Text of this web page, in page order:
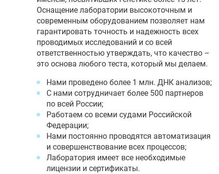
Оснащение лаборатории высокоточным и
современным оборудованием позволяет нам
гарантировать точность и надежность всех
проводимых исследований и со всей
ответственностью утверждать, что качество –
это основа любого теста, который мы делаем.
Нами проведено более 1 млн. ДНК анализов;
С нами сотрудничает более 500 партнеров
по всей России;
Работаем со всеми судами Российской
Федерации;
Нами постоянно проводятся автоматизация
и совершенствование всех процессов;
Лаборатория имеет все необходимые
лицензии и сертификаты.